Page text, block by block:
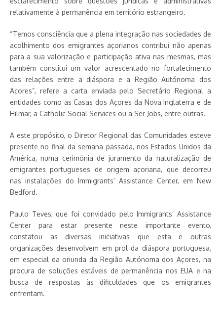
relativamente à permanência em território estrangeiro.
“Temos consciência que a plena integração nas sociedades de
acolhimento dos emigrantes açorianos contribui não apenas
para a sua valorização e participação ativa nas mesmas, mas
também constitui um valor acrescentado no fortalecimento
das relações entre a diáspora e a Região Autónoma dos
Açores”, refere a carta enviada pelo Secretário Regional a
entidades como as Casas dos Açores da Nova Inglaterra e de
Hilmar, a Catholic Social Services ou a Ser Jobs, entre outras.
A este propósito, o Diretor Regional das Comunidades esteve
presente no final da semana passada, nos Estados Unidos da
América, numa cerimónia de juramento da naturalização de
emigrantes portugueses de origem açoriana, que decorreu
nas instalações do Immigrants’ Assistance Center, em New
Bedford.
Paulo Teves, que foi convidado pelo Immigrants’ Assistance
Center para estar presente neste importante evento,
constatou as diversas iniciativas que esta e outras
organizações desenvolvem em prol da diáspora portuguesa,
em especial da oriunda da Região Autónoma dos Açores, na
procura de soluções estáveis de permanência nos EUA e na
busca de respostas às dificuldades que os emigrantes
enfrentam.